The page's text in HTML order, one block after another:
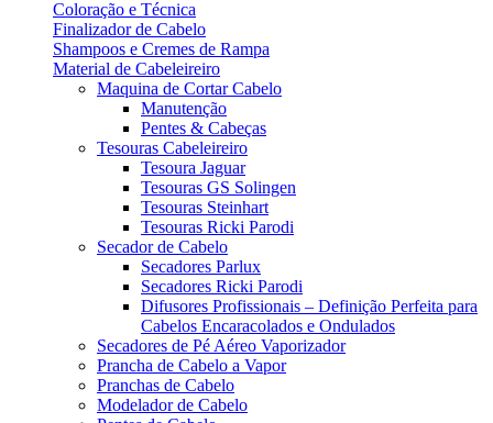
Coloração e Técnica
Finalizador de Cabelo
Shampoos e Cremes de Rampa
Material de Cabeleireiro
Maquina de Cortar Cabelo
Manutenção
Pentes & Cabeças
Tesouras Cabeleireiro
Tesoura Jaguar
Tesouras GS Solingen
Tesouras Steinhart
Tesouras Ricki Parodi
Secador de Cabelo
Secadores Parlux
Secadores Ricki Parodi
Difusores Profissionais – Definição Perfeita para
Cabelos Encaracolados e Ondulados
Secadores de Pé Aéreo Vaporizador
Prancha de Cabelo a Vapor
Pranchas de Cabelo
Modelador de Cabelo